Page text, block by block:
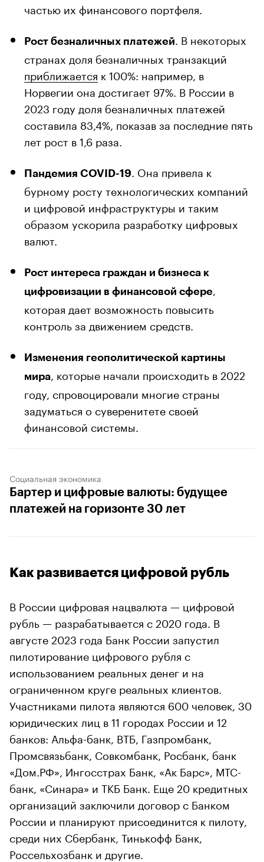
частью их финансового портфеля.
Рост безналичных платежей
. В некоторых
странах доля безналичных транзакций
приближается к 100%: например, в
Норвегии она достигает 97%. В России в
2023 году доля безналичных платежей
составила 83,4%, показав за последние пять
лет рост в 1,6 раза.
Пандемия COVID-19
. Она привела к
бурному росту технологических компаний
и цифровой инфраструктуры и таким
образом ускорила разработку цифровых
валют.
Рост интереса граждан и бизнеса к
цифровизации в финансовой сфере
которая дает возможность повысить
контроль за движением средств.
Изменения геополитической картины
мира
, которые начали происходить в 2022
году, спровоцировали многие страны
задуматься о суверенитете своей
финансовой системы.
Социальная экономика
Бартер и цифровые валюты: будущее
платежей на горизонте 30 лет
Как развивается цифровой рубль
В России цифровая нацвалюта — цифровой
рубль — разрабатывается с 2020 года. В
августе 2023 года Банк России запустил
пилотирование цифрового рубля с
использованием реальных денег и на
ограниченном круге реальных клиентов.
Участниками пилота являются 600 человек, 30
юридических лиц в 11 городах России и 12
банков: Альфа-банк, ВТБ, Газпромбанк,
Промсвязьбанк, Совкомбанк, Росбанк, банк
«Дом.РФ», Ингосстрах Банк, «Ак Барс», МТС-
банк, «Синара» и ТКБ Банк. Еще 20 кредитных
организаций заключили договор с Банком
России и планируют присоединится к пилоту,
среди них Сбербанк, Тинькофф Банк,
Россельхозбанк и другие.